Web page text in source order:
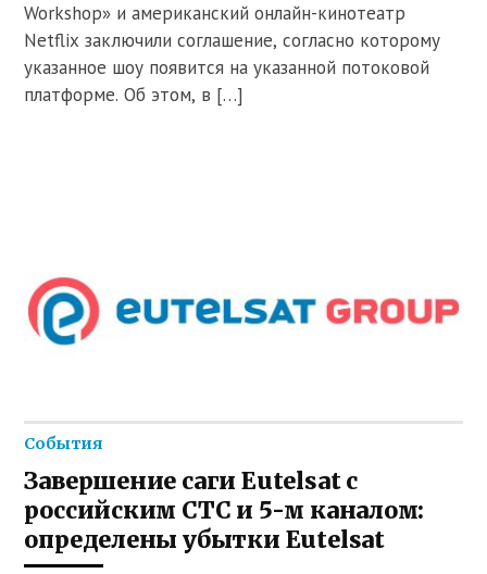
Workshop» и американский онлайн-кинотеатр
Netflix заключили соглашение, согласно которому
указанное шоу появится на указанной потоковой
платформе. Об этом, в […]
События
Завершение саги Eutelsat с
российским СТС и 5-м каналом:
определены убытки Eutelsat